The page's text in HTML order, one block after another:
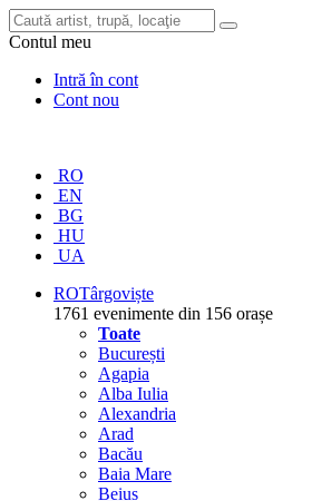
Contul meu
Intră în cont
Cont nou
RO
EN
BG
HU
UA
ROTârgoviște
1761 evenimente din 156 orașe
Toate
București
Agapia
Alba Iulia
Alexandria
Arad
Bacău
Baia Mare
Beiuș